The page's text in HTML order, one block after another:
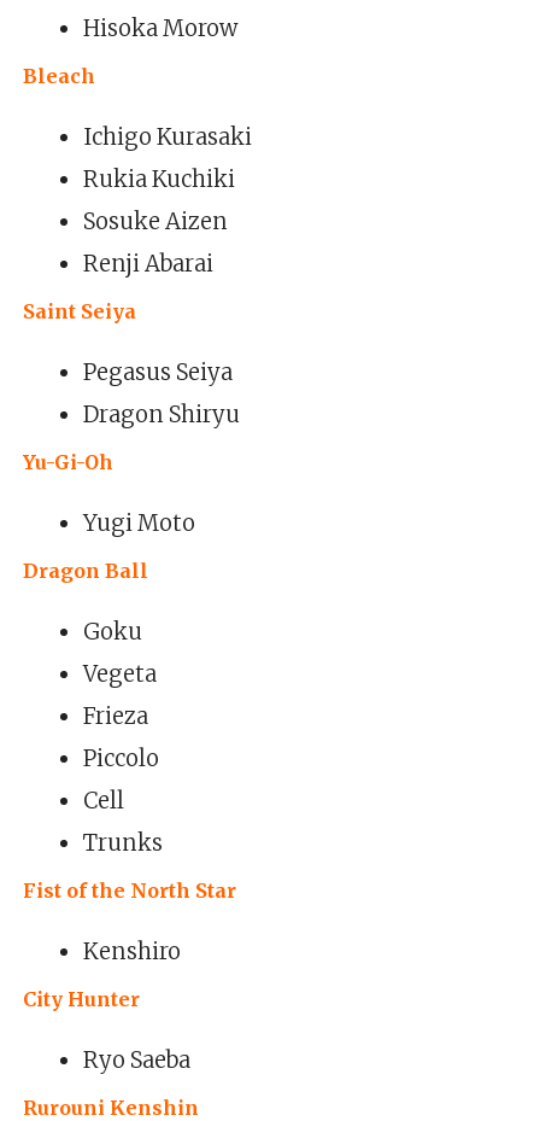
Hisoka Morow
Bleach
Ichigo Kurasaki
Rukia Kuchiki
Sosuke Aizen
Renji Abarai
Saint Seiya
Pegasus Seiya
Dragon Shiryu
Yu-Gi-Oh
Yugi Moto
Dragon Ball
Goku
Vegeta
Frieza
Piccolo
Cell
Trunks
Fist of the North Star
Kenshiro
City Hunter
Ryo Saeba
Rurouni Kenshin